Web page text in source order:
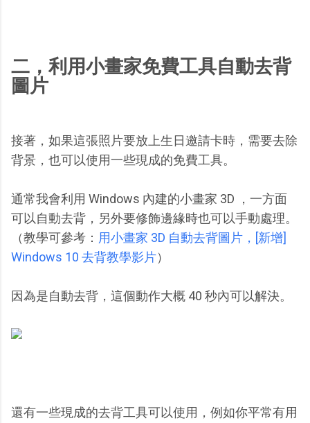
二，利用小畫家免費工具自動去背
圖片
接著，如果這張照片要放上生日邀請卡時，需要去除
背景，也可以使用一些現成的免費工具。
通常我會利用 Windows 內建的小畫家 3D ，一方面
可以自動去背，另外要修飾邊緣時也可以手動處理。
（教學可參考： 用小畫家 3D 自動去背圖片，[新增]
Windows 10 去背教學影片）
因為是自動去背，這個動作大概 40 秒內可以解決。
還有一些現成的去背工具可以使用，例如你平常有用